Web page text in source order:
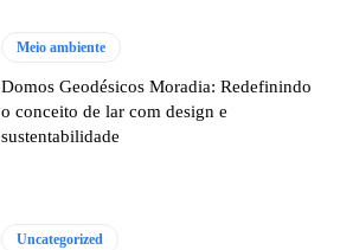
Meio ambiente
Domos Geodésicos Moradia: Redefinindo
o conceito de lar com design e
sustentabilidade
Uncategorized